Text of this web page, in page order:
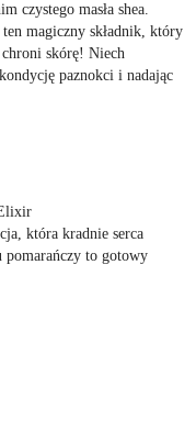
czystego masła shea.
magiczny składnik, który
chroni skórę! Niech
paznokci i nadając
która kradnie serca
to gotowy